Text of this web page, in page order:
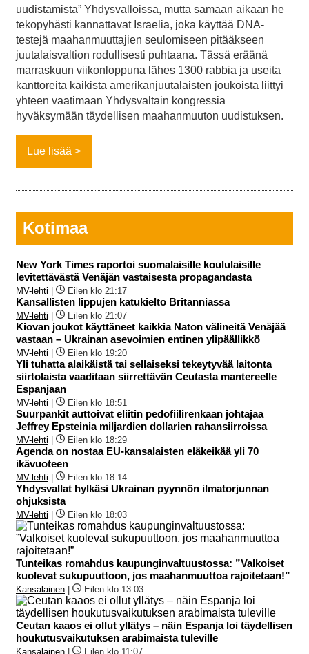
uudistamista” Yhdysvalloissa, mutta samaan aikaan he
tekopyhästi kannattavat Israelia, joka käyttää DNA-
testejä maahanmuuttajien seulomiseen pitääkseen
juutalaisvaltion rodullisesti puhtaana. Tässä eräänä
marraskuun viikonloppuna lähes 1300 rabbia ja useita
kanttoreita kaikista amerikanjuutalaisten joukoista liittyi
yhteen vaatimaan Yhdysvaltain kongressia
hyväksymään täydellisen maahanmuuton uudistuksen.
Lue lisää
Kotimaa
New York Times raportoi suomalaisille koululaisille
levitettävästä Venäjän vastaisesta propagandasta
MV-lehti Eilen klo 21:17
Kansallisten lippujen katukielto Britanniassa
MV-lehti Eilen klo 21:07
Kiovan joukot käyttäneet kaikkia Naton välineitä Venäjää
vastaan – Ukrainan asevoimien entinen ylipäällikkö
MV-lehti Eilen klo 19:20
Yli tuhatta alaikäistä tai sellaiseksi tekeytyvää laitonta
siirtolaista vaaditaan siirrettävän Ceutasta mantereelle
Espanjaan
MV-lehti Eilen klo 18:51
Suurpankit auttoivat eliitin pedofiilirenkaan johtajaa
Jeffrey Epsteinia miljardien dollarien rahansiirroissa
MV-lehti Eilen klo 18:29
Agenda on nostaa EU-kansalaisten eläkeikää yli 70
ikävuoteen
MV-lehti Eilen klo 18:14
Yhdysvallat hylkäsi Ukrainan pyynnön ilmatorjunnan
ohjuksista
MV-lehti Eilen klo 18:03
Tunteikas romahdus kaupunginvaltuustossa: ”Valkoiset
kuolevat sukupuuttoon, jos maahanmuuttoa rajoitetaan!”
Kansalainen Eilen klo 13:03
Ceutan kaaos ei ollut yllätys – näin Espanja loi täydellisen
houkutusvaikutuksen arabimaista tuleville
Kansalainen Eilen klo 11:07